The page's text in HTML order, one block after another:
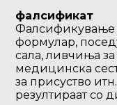
фалсификат
Фалсификување
формулар,
сала, ливчиња
медицинска
за присуство
резултираат со